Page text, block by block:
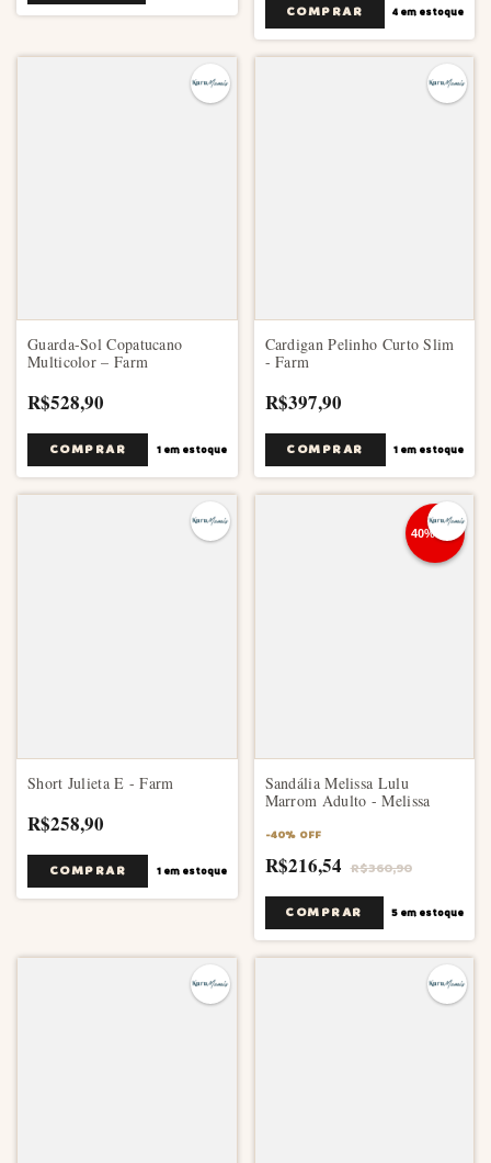
COMPRAR 4 em estoque
Guarda-Sol Copatucano
Multicolor – Farm
R$528,90
1em estoque
Cardigan Pelinho Curto Slim
- Farm
R$397,90
COMPRAR 1 em estoque
Short Julieta E - Farm
R$258,90
COMPRAR 1em estoque
Sandália Melissa Lulu
Marrom Adulto - Melissa
-40% OFF
R$216,54 R$360,90
COMPRAR 5 em estoque